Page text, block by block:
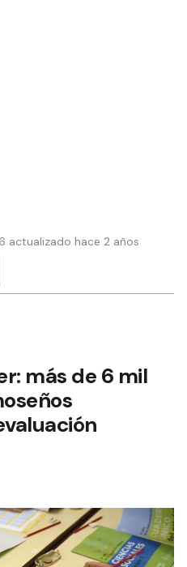
actualizado hace 2 años
más de 6 mil